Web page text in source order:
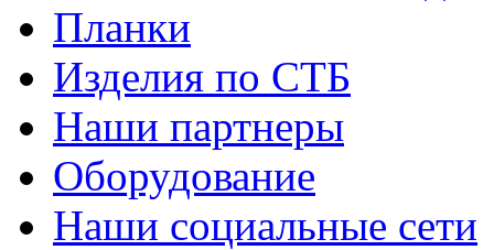
Планки
Изделия по СТБ
Наши партнеры
Оборудование
Наши социальные сети